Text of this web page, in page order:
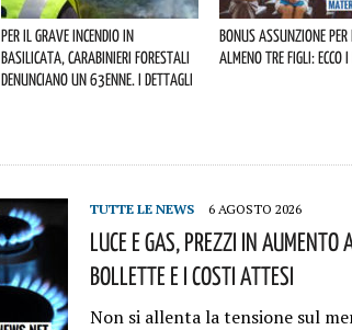
Per il grave incendio in
Basilicata, Carabinieri forestali
denunciano un 63enne. I dettagli
Bonus assunzione per
almeno tre figli: ecco
TUTTE LE NEWS 6 AGOSTO 2026
Luce E Gas, Prezzi In
Bollette E I Costi Attesi
Non si allenta la tensione sul